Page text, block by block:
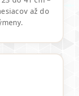
až do